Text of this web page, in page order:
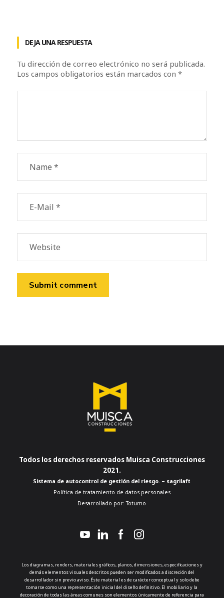
DEJA UNA RESPUESTA
Tu dirección de correo electrónico no será publicada.
Los campos obligatorios están marcados con *
Todos los derechos reservados Muisca Construcciones
2021.
Sistema de autocontrol de gestión del riesgo. – sagrilaft
Política de tratamiento de datos personales
Desarrollado por: Totumo
Los diagramas, renders, materiales gráficos, planos, dimensiones, especificaciones y
demás elementos visuales descritos pueden ser modificados a discreción del
desarrollador sin previo aviso. Éste material es de carácter conceptual y solo debe
tomarse como una representación inicial del diseño definitivo. El mobiliario y la
decoración de todas las áreas comunes son elementos únicamente de referencia para